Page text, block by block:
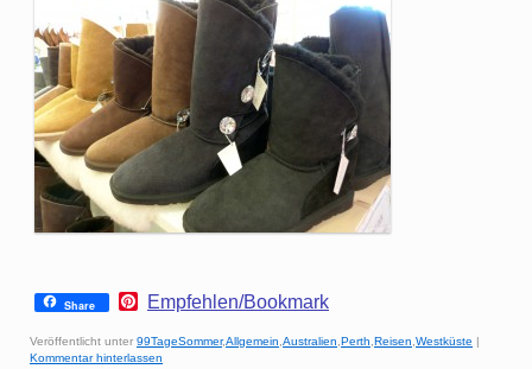
Share
P
n
t
Empfehlen/Bookmark
Veröffentlicht unter 99TageSommer,Allgemein Australien Perth Reisen Westküste |
Kommentar hinterlassen